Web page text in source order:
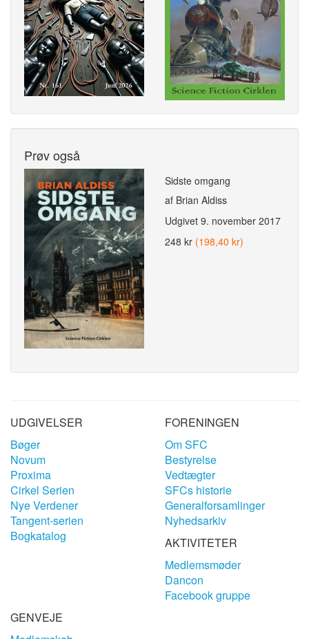
Prøv også
Sidste omgang
af Brian Aldiss
Udgivet 9. november 2017
248 kr (198,40 kr)
UDGIVELSER
Bøger
Novum
Proxima
Cirkel Serien
Nye Verdener
Tangent-serien
Bogkatalog
FORENINGEN
Om SFC
Bestyrelse
Vedtægter
SFCs historie
Generalforsamlinger
Nyhedsarkiv
AKTIVITETER
Medlemsmøder
Dancon
Facebook gruppe
GENVEJE